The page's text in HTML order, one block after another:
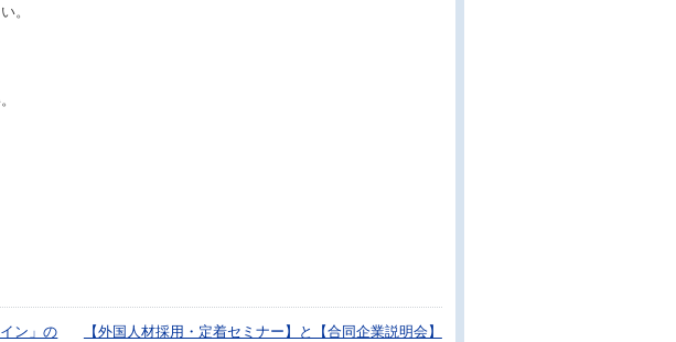
。
ン」の
【外国人材採用・定着セミナー】と【合同企業説明会】